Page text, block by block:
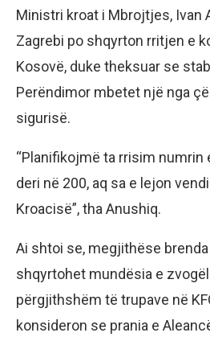
Ministri kroat i Mbrojtjes, Ivan
Zagrebi po shqyrton rritjen e
Kosovë, duke theksuar se
Perëndimor mbetet një nga
sigurisë.
“Planifikojmë ta rrisim numrin
deri në 200, aq sa e lejon
Kroacisë”, tha Anushiq.
Ai shtoi se, megjithëse
shqyrtohet mundësia e
përgjithshëm të trupave në
konsideron se prania e